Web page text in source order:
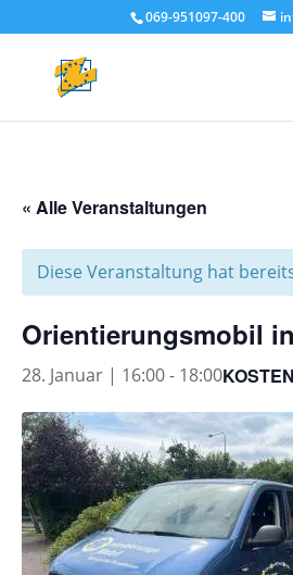
069-951097-400
« Alle Veranstaltungen
Diese Veranstaltung hat
Orientierungsmobil
28. Januar | 16:00- 18:00